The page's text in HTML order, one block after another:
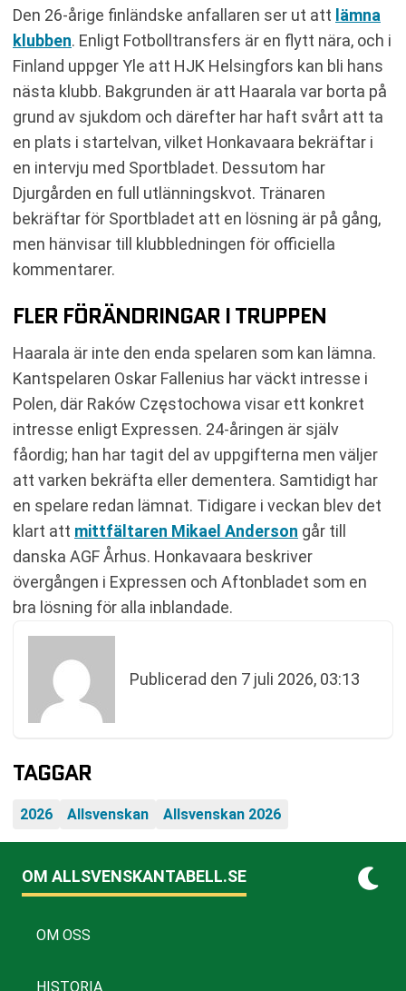
Den 26-årige finländske anfallaren ser ut att lämna
klubben. Enligt Fotbolltransfers är en flytt nära, och i
Finland uppger Yle att HJK Helsingfors kan bli hans
nästa klubb. Bakgrunden är att Haarala var borta på
grund av sjukdom och därefter har haft svårt att ta
en plats i startelvan, vilket Honkavaara bekräftar i
en intervju med Sportbladet. Dessutom har
Djurgården en full utlänningskvot. Tränaren
bekräftar för Sportbladet att en lösning är på gång,
men hänvisar till klubbledningen för officiella
kommentarer.
FLER FÖRÄNDRINGAR I TRUPPEN
Haarala är inte den enda spelaren som kan lämna.
Kantspelaren Oskar Fallenius har väckt intresse i
Polen, där Raków Częstochowa visar ett konkret
intresse enligt Expressen. 24-åringen är själv
fåordig; han har tagit del av uppgifterna men väljer
att varken bekräfta eller dementera. Samtidigt har
en spelare redan lämnat. Tidigare i veckan blev det
klart att mittfältaren Mikael Anderson går till
danska AGF Århus. Honkavaara beskriver
övergången i Expressen och Aftonbladet som en
bra lösning för alla inblandade.
Publicerad den 7 juli 2026, 03:13
TAGGAR
2026 Allsvenskan Allsvenskan 2026
OM ALLSVENSKANTABELL.SE
OM OSS
HISTORIA